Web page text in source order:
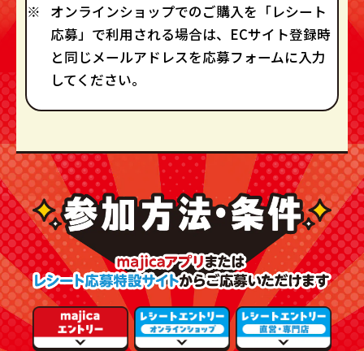
オンラインショップでのご購入を「レシート
応募」で利用される場合は、ECサイト登録時
と同じメールアドレスを応募フォームに入力
してください。